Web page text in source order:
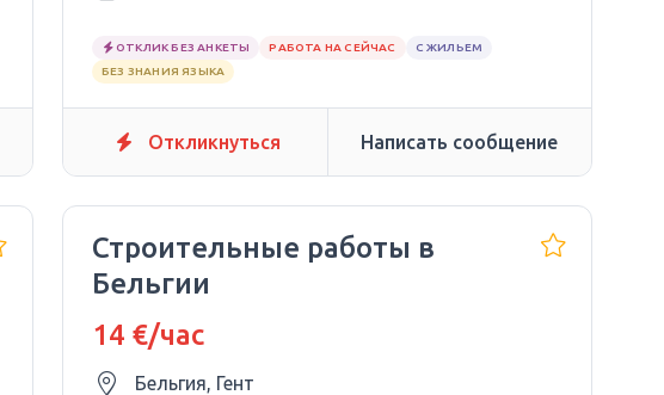
ОТКЛИК БЕЗ АНКЕТЫ РАБОТА НА СЕЙЧАС
С ЖИЛЬЕМ
БЕЗ ЗНАНИЯ ЯЗЫКА
Откликнуться Написать сообщение
Строительные работы в
Бельгии
14 €/час
Бельгия, Гент